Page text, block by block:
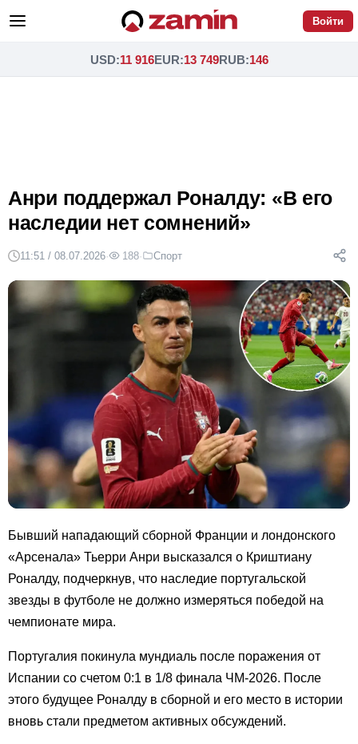
Войти
USD:11 916EUR:13 749RUB:146
Анри поддержал Роналду: «В его
наследии нет сомнений»
11:51 / 08.07.2026· 188· Спорт
Бывший нападающий сборной Франции и лондонского
«Арсенала» Тьерри Анри высказался о Криштиану
Роналду, подчеркнув, что наследие португальской
звезды в футболе не должно измеряться победой на
чемпионате мира.
Португалия покинула мундиаль после поражения от
Испании со счетом 0:1 в 1/8 финала ЧМ-2026. После
этого будущее Роналду в сборной и его место в истории
вновь стали предметом активных обсуждений.